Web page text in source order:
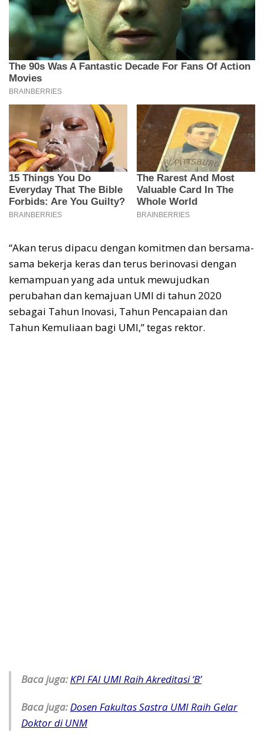
“Akan terus dipacu dengan komitmen dan bersama-
sama bekerja keras dan terus berinovasi dengan
kemampuan yang ada untuk mewujudkan
perubahan dan kemajuan UMI di tahun 2020
sebagai Tahun Inovasi, Tahun Pencapaian dan
Tahun Kemuliaan bagi UMI,” tegas rektor.
Baca juga:KPI FAI UMI Raih Akreditasi ‘B’
Baca juga:Dosen Fakultas Sastra UMI Raih Gelar
Doktor di UNM